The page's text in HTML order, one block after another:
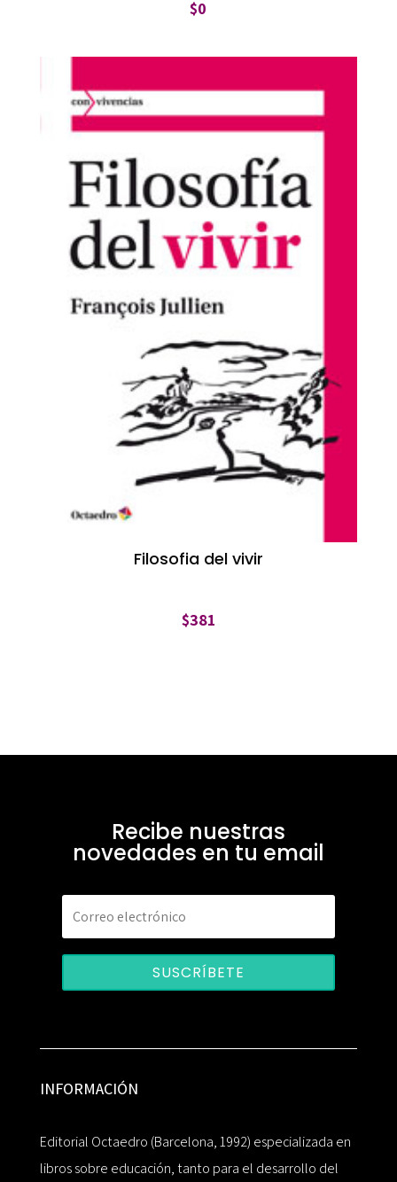
$0
Filosofia del vivir
$381
Recibe nuestras
novedades en tu email
SUSCRÍBETE
INFORMACIÓN
Editorial Octaedro (Barcelona, 1992) especializada en
libros sobre educación, tanto para el desarrollo del